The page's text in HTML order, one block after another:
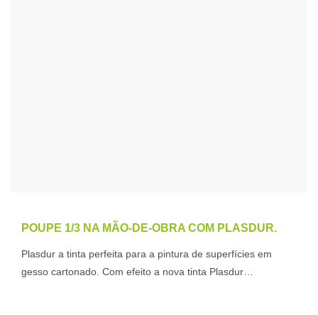
POUPE 1/3 NA MÃO-DE-OBRA COM PLASDUR.
Plasdur a tinta perfeita para a pintura de superfícies em
gesso cartonado. Com efeito a nova tinta Plasdur…